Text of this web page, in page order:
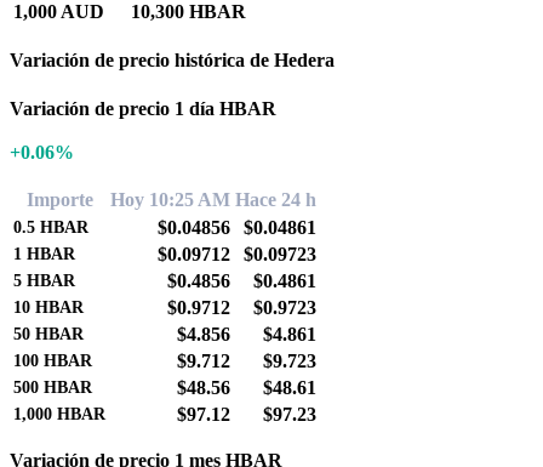
1,000 AUD
10,300 HBAR
Variación de precio histórica de Hedera
Variación de precio 1 día HBAR
+0.06%
Importe Hoy 10:25 AM Hace 24 h
0.5 HBAR $0.04856 $0.04861
1 HBAR $0.09712 $0.09723
5 HBAR $0.4856 $0.4861
10 HBAR $0.9712 $0.9723
50 HBAR $4.856 $4.861
100 HBAR $9.712 $9.723
500 HBAR $48.56 $48.61
1,000 HBAR $97.12 $97.23
Variación de precio 1 mes HBAR